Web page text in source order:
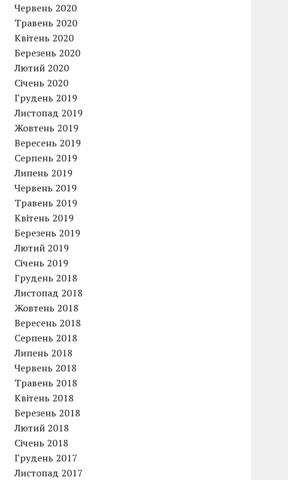
Червень 2020
Травень 2020
Квітень 2020
Березень 2020
Лютий 2020
Січень 2020
Грудень 2019
Листопад 2019
Жовтень 2019
Вересень 2019
Серпень 2019
Липень 2019
Червень 2019
Травень 2019
Квітень 2019
Березень 2019
Лютий 2019
Січень 2019
Грудень 2018
Листопад 2018
Жовтень 2018
Вересень 2018
Серпень 2018
Липень 2018
Червень 2018
Травень 2018
Квітень 2018
Березень 2018
Лютий 2018
Січень 2018
Грудень 2017
Листопад 2017